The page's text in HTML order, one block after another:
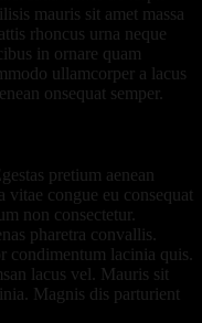
mauris sit amet massa
rhoncus urna neque
in ornare quam
ullamcorper a lacus
onsequat semper.
pretium aenean
vitae congue eu consequat
non consectetur.
pharetra convallis.
condimentum lacinia quis.
lacus vel. Mauris sit
Magnis dis parturient